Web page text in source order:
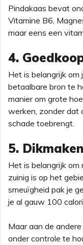
Pindakaas bevat
Vitamine B6,
maar eens een
4.
Het is belangrijk om
betaalbare bron te
manier om grote
werken, zonder dat
schade toebrengt.
5.
Het is belangrijk
zuinig is op het
smeuïgheid pak je
je al gauw 100
Maar aan de
onder controle te